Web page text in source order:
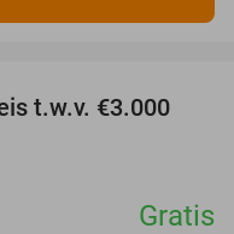
t.w.v. €3.000
Gratis